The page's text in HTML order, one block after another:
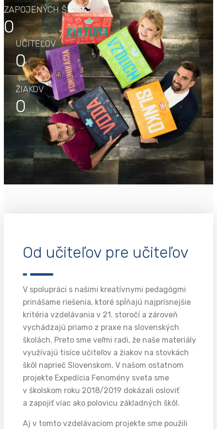
ZAPOJENÝCH ŠKÔL
0
UČITEĽOV
0
ŽIAKOV
0
Od učiteľov pre učiteľov
V spolupráci s našimi kreatívnymi pedagógmi
prinášame riešenia, ktoré spĺňajú najprísnejšie
kritéria vzdelávania v 21. storočí a zároveň
vychádzajú priamo z praxe na slovenských
školách. Preto sme veľmi radi, že naše materiály
využívajú tisíce učiteľov a žiakov na stovkách
škôl naprieč Slovenskom. V našom ostatnom
projekte Expedícia Fenomény sveta sme
v školskom roku 2018/2019 dokázali osloviť
a zapojiť viac ako polovicu základných škôl.
Aj v tomto vzdelávaciom projekte sme použili